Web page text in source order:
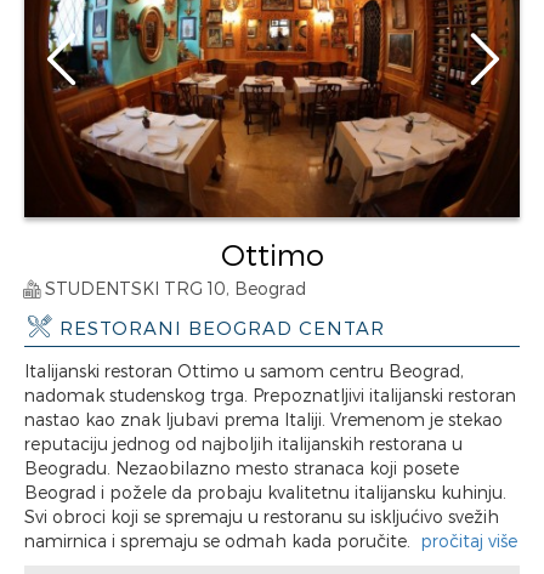
Ottimo
STUDENTSKI TRG 10, Beograd
RESTORANI BEOGRAD CENTAR
Italijanski restoran Ottimo u samom centru Beograd,
nadomak studenskog trga. Prepoznatljivi italijanski restoran
nastao kao znak ljubavi prema Italiji. Vremenom je stekao
reputaciju jednog od najboljih italijanskih restorana u
Beogradu. Nezaobilazno mesto stranaca koji posete
Beograd i požele da probaju kvalitetnu italijansku kuhinju.
Svi obroci koji se spremaju u restoranu su iskljućivo svežih
namirnica i spremaju se odmah kada poručite. pročitaj više